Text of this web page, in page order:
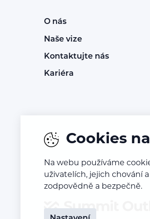
O nás
Naše vize
Kontaktujte nás
Kariéra
Cookies
Na webu používáme
uživatelích, jejich chování
zodpovědně a bezpečně.